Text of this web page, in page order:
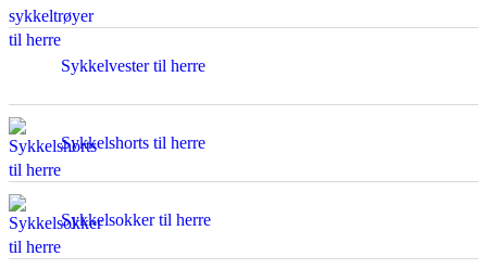
Sykkelvester til herre
Sykkelshorts til herre
Sykkelsokker til herre